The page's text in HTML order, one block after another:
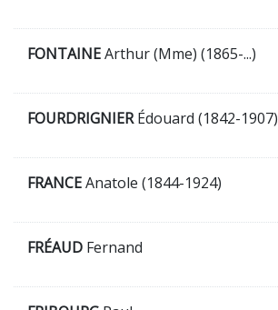
FONTAINEArthur (Mme) (1865-...)
FOURDRIGNIERÉdouard (1842-1907)
FRANCEAnatole (1844-1924)
FRÉAUD Fernand